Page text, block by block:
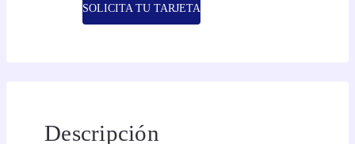
SOLICITA TU TARJETA
Descripción